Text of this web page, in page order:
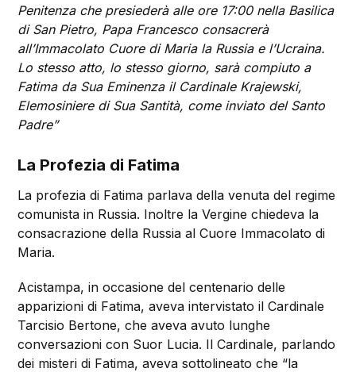
Penitenza che presiederà alle ore 17:00 nella Basilica
di San Pietro, Papa Francesco consacrerà
all’Immacolato Cuore di Maria la Russia e l’Ucraina.
Lo stesso atto, lo stesso giorno, sarà compiuto a
Fatima da Sua Eminenza il Cardinale Krajewski,
Elemosiniere di Sua Santità, come inviato del Santo
Padre”
La Profezia di Fatima
La profezia di Fatima parlava della venuta del regime
comunista in Russia. Inoltre la Vergine chiedeva la
consacrazione della Russia al Cuore Immacolato di
Maria.
Acistampa, in occasione del centenario delle
apparizioni di Fatima, aveva intervistato il Cardinale
Tarcisio Bertone, che aveva avuto lunghe
conversazioni con Suor Lucia. Il Cardinale, parlando
dei misteri di Fatima, aveva sottolineato che “la